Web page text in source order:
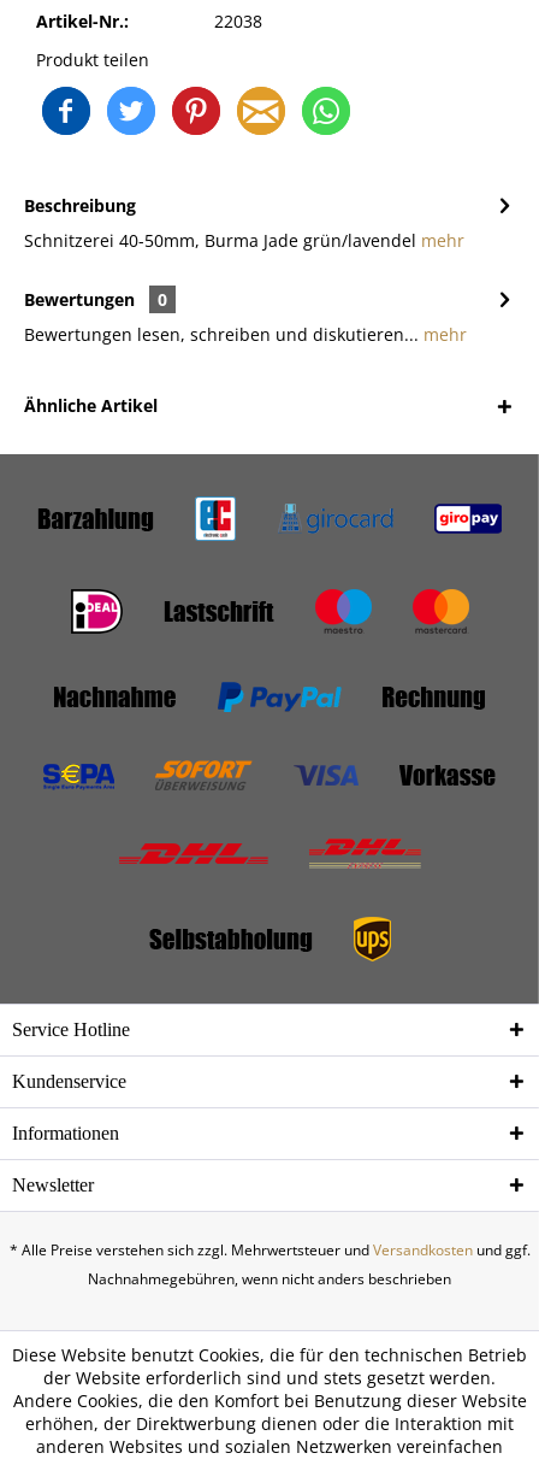
Artikel-Nr.:
22038
Produkt teilen
Beschreibung
Schnitzerei 40-50mm, Burma Jade grün/lavendel mehr
Bewertungen
0
Bewertungen lesen, schreiben und diskutieren... mehr
Ähnliche Artikel
Service Hotline
Kundenservice
Informationen
Newsletter
* Alle Preise verstehen sich zzgl. Mehrwertsteuer undVersandkostenund ggf.
Nachnahmegebühren, wenn nicht anders beschrieben
Diese Website benutzt Cookies, die für den technischen Betrieb
der Website erforderlich sind und stets gesetzt werden.
Andere Cookies, die den Komfort bei Benutzung dieser Website
erhöhen, der Direktwerbung dienen oder die Interaktion mit
anderen Websites und sozialen Netzwerken vereinfachen